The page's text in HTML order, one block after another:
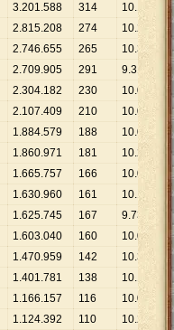
3.201.588 314 10. 196
2.815.208 274 10.274
2.746.655 265 10.365
2.709.905 291 9.312
2.304.182 230 10.018
2.107.409 210 10.035
1.884.579 188 10.024
1.860.971 181 10.282
1.665.757 166 10.035
1.630.960 161 10.130
1.625.745 167 9.735
1.603.040 160 10.019
1.470.959 142 10.359
1.401.781 138 10.
1.166.157 116 10.053
1.124.392 110 10.222